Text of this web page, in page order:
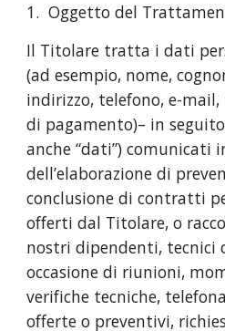
1. Oggetto del
Il Titolare tratta i dati
(ad esempio, nome,
indirizzo, telefono, e-
di pagamento)– in
anche “dati”) comunicati
dell’elaborazione di
conclusione di contratti
offerti dal Titolare, o
nostri dipendenti, tecnici
occasione di riunioni,
verifiche tecniche,
offerte o preventivi,